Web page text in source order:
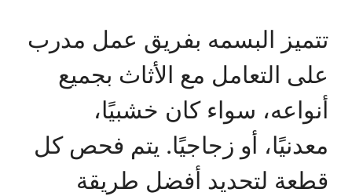
تتميز البسمه بفريق عمل مدرب
على التعامل مع الأثاث بجميع
أنواعه، سواء كان خشبيًا،
معدنيًا، أو زجاجيًا. يتم فحص كل
قطعة لتحديد أفضل طريقة